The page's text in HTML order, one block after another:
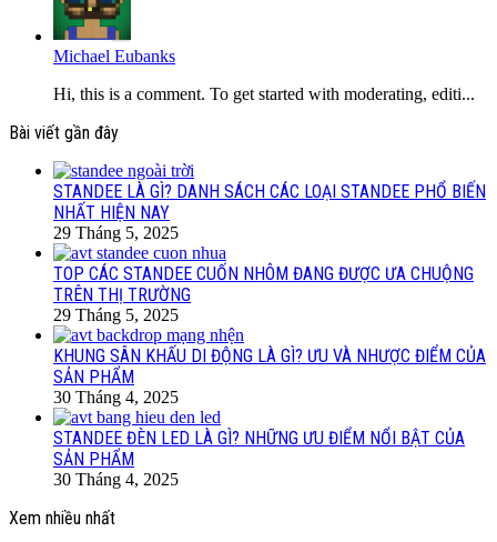
Michael Eubanks
Hi, this is a comment. To get started with moderating, editi...
Bài viết gần đây
STANDEE LÀ GÌ? DANH SÁCH CÁC LOẠI STANDEE PHỔ BIẾN
NHẤT HIỆN NAY
29 Tháng 5, 2025
TOP CÁC STANDEE CUỐN NHÔM ĐANG ĐƯỢC ƯA CHUỘNG
TRÊN THỊ TRƯỜNG
29 Tháng 5, 2025
KHUNG SÂN KHẤU DI ĐỘNG LÀ GÌ? ƯU VÀ NHƯỢC ĐIỂM CỦA
SẢN PHẨM
30 Tháng 4, 2025
STANDEE ĐÈN LED LÀ GÌ? NHỮNG ƯU ĐIỂM NỔI BẬT CỦA
SẢN PHẨM
30 Tháng 4, 2025
Xem nhiều nhất